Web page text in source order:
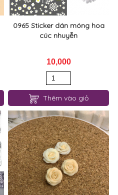
0965 Sticker dán móng hoa
cúc nhuyễn
10,000
Thêm vào giỏ